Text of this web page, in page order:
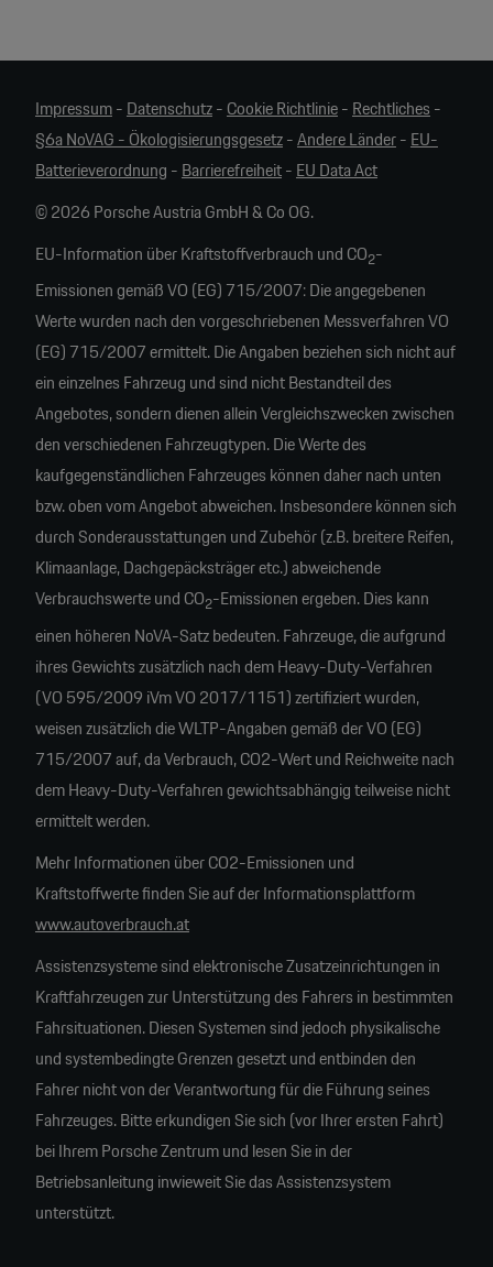
Impressum-Datenschutz-Cookie Richtlinie-Rechtliches-
§6a NoVAG - Ökologisierungsgesetz-Andere Länder-EU-
Batterieverordnung -Barrierefreiheit-EU Data Act
© 2026 Porsche Austria GmbH & Co OG.
EU-Information über Kraftstoffverbrauch und CO2-
Emissionen gemäß VO (EG) 715/2007: Die angegebenen
Werte wurden nach den vorgeschriebenen Messverfahren VO
(EG) 715/2007 ermittelt. Die Angaben beziehen sich nicht auf
ein einzelnes Fahrzeug und sind nicht Bestandteil des
Angebotes, sondern dienen allein Vergleichszwecken zwischen
den verschiedenen Fahrzeugtypen. Die Werte des
kaufgegenständlichen Fahrzeuges können daher nach unten
bzw. oben vom Angebot abweichen. Insbesondere können sich
durch Sonderausstattungen und Zubehör (z.B. breitere Reifen,
Klimaanlage, Dachgepäcksträger etc.) abweichende
Verbrauchswerte und CO2-Emissionen ergeben. Dies kann
einen höheren NoVA-Satz bedeuten. Fahrzeuge, die aufgrund
ihres Gewichts zusätzlich nach dem Heavy-Duty-Verfahren
(VO 595/2009 iVm VO 2017/1151) zertifiziert wurden,
weisen zusätzlich die WLTP-Angaben gemäß der VO (EG)
715/2007 auf, da Verbrauch, CO2-Wert und Reichweite nach
dem Heavy-Duty-Verfahren gewichtsabhängig teilweise nicht
ermittelt werden.
Mehr Informationen über CO2-Emissionen und
Kraftstoffwerte finden Sie auf der Informationsplattform
www.autoverbrauch.at
Assistenzsysteme sind elektronische Zusatzeinrichtungen in
Kraftfahrzeugen zur Unterstützung des Fahrers in bestimmten
Fahrsituationen. Diesen Systemen sind jedoch physikalische
und systembedingte Grenzen gesetzt und entbinden den
Fahrer nicht von der Verantwortung für die Führung seines
Fahrzeuges. Bitte erkundigen Sie sich (vor Ihrer ersten Fahrt)
bei Ihrem Porsche Zentrum und lesen Sie in der
Betriebsanleitung inwieweit Sie das Assistenzsystem
unterstützt.